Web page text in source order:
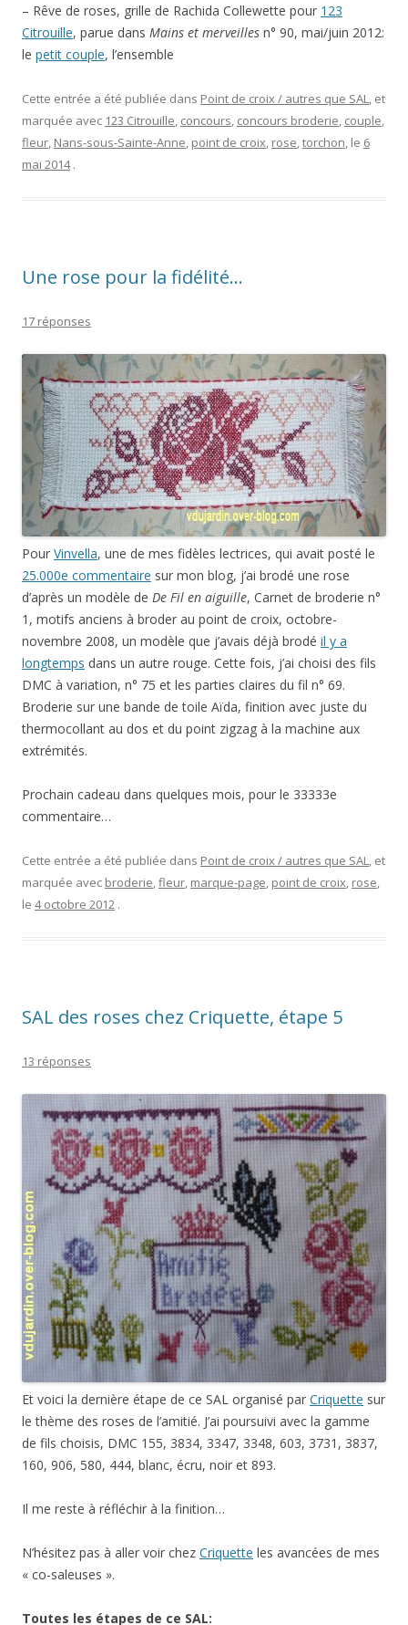
– Rêve de roses, grille de Rachida Collewette pour 123
Citrouille, parue dans Mains et merveilles n° 90, mai/juin 2012:
le petit couple, l’ensemble
Cette entrée a été publiée dans Point de croix / autres que SAL, et
marquée avec 123 Citrouille, concours, concours broderie, couple,
fleur, Nans-sous-Sainte-Anne, point de croix, rose,torchon, le 6
mai 2014 .
Une rose pour la fidélité…
17 réponses
Pour Vinvella, une de mes fidèles lectrices, qui avait posté le
25.000e commentaire sur mon blog, j’ai brodé une rose
d’après un modèle de De Fil en aiguille, Carnet de broderie n°
1, motifs anciens à broder au point de croix, octobre-
novembre 2008, un modèle que j’avais déjà brodé il y a
longtemps dans un autre rouge. Cette fois, j’ai choisi des fils
DMC à variation, n° 75 et les parties claires du fil n° 69.
Broderie sur une bande de toile Aïda, finition avec juste du
thermocollant au dos et du point zigzag à la machine aux
extrémités.
Prochain cadeau dans quelques mois, pour le 33333e
commentaire…
Cette entrée a été publiée dans Point de croix / autres que SAL, et
marquée avec broderie,fleur, marque-page, point de croix, rose,
le 4 octobre 2012 .
SAL des roses chez Criquette, étape 5
13 réponses
Et voici la dernière étape de ce SAL organisé par Criquette sur
le thème des roses de l’amitié. J’ai poursuivi avec la gamme
de fils choisis, DMC 155, 3834, 3347, 3348, 603, 3731, 3837,
160, 906, 580, 444, blanc, écru, noir et 893.
Il me reste à réfléchir à la finition…
N’hésitez pas à aller voir chez Criquette les avancées de mes
« co-saleuses ».
Toutes les étapes de ce SAL: